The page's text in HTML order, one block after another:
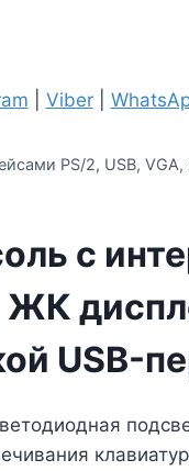
Viber|
PS/2, USB,
с
ЖК
USB-